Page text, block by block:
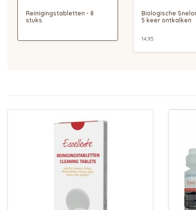
Reinigingstabletten - 8
stuks
Biologische
5 keer ontkalken
14,95